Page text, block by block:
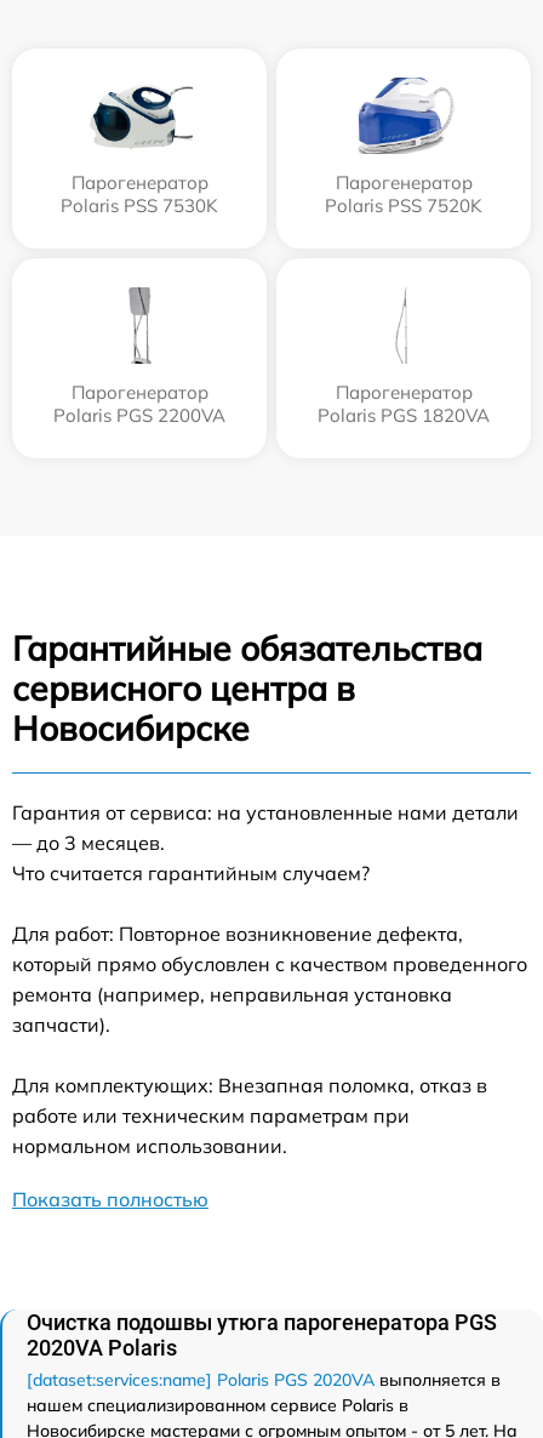
Парогенератор
Polaris PSS 7530K
Парогенератор
Polaris PSS 7520K
Парогенератор
Polaris PGS 2200VA
Парогенератор
Polaris PGS 1820VA
Гарантийные обязательства
сервисного центра в
Новосибирске
Гарантия от сервиса: на установленные нами детали
— до 3 месяцев.
Что считается гарантийным случаем?
Для работ: Повторное возникновение дефекта,
который прямо обусловлен с качеством проведенного
ремонта (например, неправильная установка
запчасти).
Для комплектующих: Внезапная поломка, отказ в
работе или техническим параметрам при
нормальном использовании.
Показать полностью
Очистка подошвы утюга парогенератора PGS
2020VA Polaris
[dataset:services:name] Polaris PGS 2020VA выполняется в
нашем специализированном сервисе Polaris в
Новосибирске мастерами с огромным опытом - от 5 лет. На